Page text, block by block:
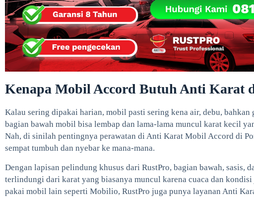
Kenapa Mobil Accord Butuh Anti Karat
Kalau sering dipakai harian, mobil pasti sering kena air, debu, bahkan
bagian bawah mobil bisa lembap dan lama-lama muncul karat kecil
Nah, di sinilah pentingnya perawatan di Anti Karat Mobil Accord di
sempat tumbuh dan nyebar ke mana-mana.
Dengan lapisan pelindung khusus dari RustPro, bagian bawah, sasis,
terlindungi dari karat yang biasanya muncul karena cuaca dan
pakai mobil lain seperti Mobilio, RustPro juga punya layanan Anti